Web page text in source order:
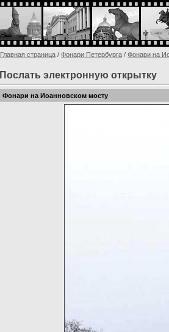
Главная страница / Фонари Петербурга / Фонари на
Послать электронную открытку
Фонари на Иоанновском мосту